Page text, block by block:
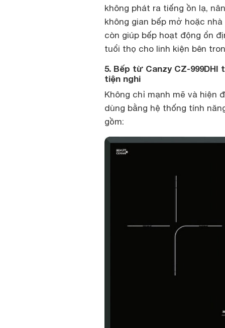
không phát ra tiếng ồn lạ,
không gian bếp mở hoặc
còn giúp bếp hoạt động ổn
tuổi thọ cho linh kiện bên
5. Bếp từ Canzy CZ-
tiện nghi
Không chỉ mạnh mẽ và hiện
dùng bằng hệ thống tính
gồm: